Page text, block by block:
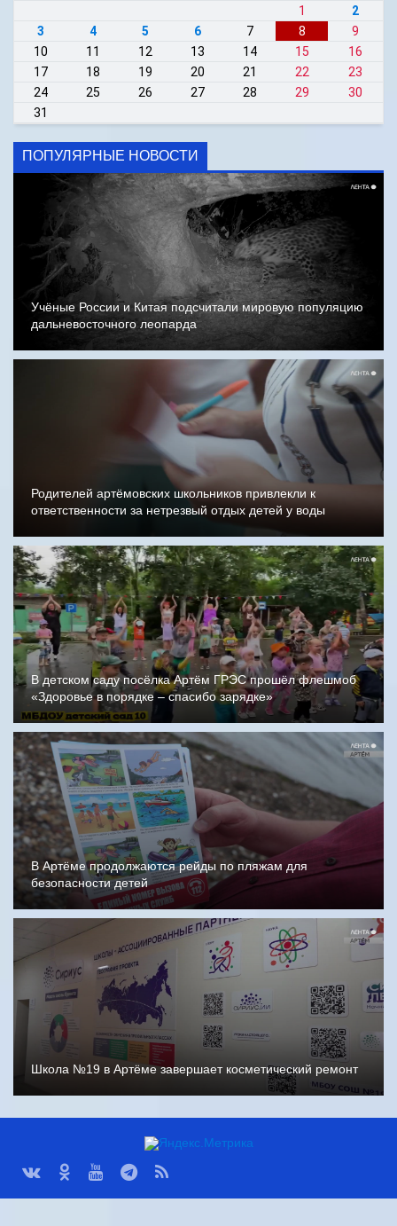
1
2
3
4 5 6 7 8
9
10
11 12 13 14 15
16
17
18 19 20 21 22
23
24
25 26 27 28 29
30
31
ПОПУЛЯРНЫЕ НОВОСТИ
Учёные России и Китая подсчитали мировую популяцию
дальневосточного леопарда
Родителей артёмовских школьников привлекли к
ответственности за нетрезвый отдых детей у воды
В детском саду посёлка Артём ГРЭС прошёл флешмоб
«Здоровье в порядке – спасибо зарядке»
В Артёме продолжаются рейды по пляжам для
безопасности детей
Школа №19 в Артёме завершает косметический ремонт